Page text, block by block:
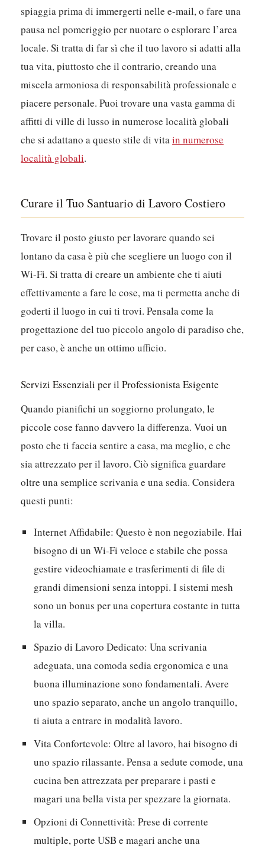
spiaggia prima di immergerti nelle e-mail, o fare una
pausa nel pomeriggio per nuotare o esplorare l’area
locale. Si tratta di far sì che il tuo lavoro si adatti alla
tua vita, piuttosto che il contrario, creando una
miscela armoniosa di responsabilità professionale e
piacere personale. Puoi trovare una vasta gamma di
affitti di ville di lusso in numerose località globali
che si adattano a questo stile di vitain numerose
località globali.
Curare il Tuo Santuario di Lavoro Costiero
Trovare il posto giusto per lavorare quando sei
lontano da casa è più che scegliere un luogo con il
Wi-Fi. Si tratta di creare un ambiente che ti aiuti
effettivamente a fare le cose, ma ti permetta anche di
goderti il luogo in cui ti trovi. Pensala come la
progettazione del tuo piccolo angolo di paradiso che,
per caso, è anche un ottimo ufficio.
Servizi Essenziali per il Professionista Esigente
Quando pianifichi un soggiorno prolungato, le
piccole cose fanno davvero la differenza. Vuoi un
posto che ti faccia sentire a casa, ma meglio, e che
sia attrezzato per il lavoro. Ciò significa guardare
oltre una semplice scrivania e una sedia. Considera
questi punti:
Internet Affidabile: Questo è non negoziabile. Hai
bisogno di un Wi-Fi veloce e stabile che possa
gestire videochiamate e trasferimenti di file di
grandi dimensioni senza intoppi. I sistemi mesh
sono un bonus per una copertura costante in tutta
la villa.
Spazio di Lavoro Dedicato: Una scrivania
adeguata, una comoda sedia ergonomica e una
buona illuminazione sono fondamentali. Avere
uno spazio separato, anche un angolo tranquillo,
ti aiuta a entrare in modalità lavoro.
Vita Confortevole: Oltre al lavoro, hai bisogno di
uno spazio rilassante. Pensa a sedute comode, una
cucina ben attrezzata per preparare i pasti e
magari una bella vista per spezzare la giornata.
Opzioni di Connettività: Prese di corrente
multiple, porte USB e magari anche una